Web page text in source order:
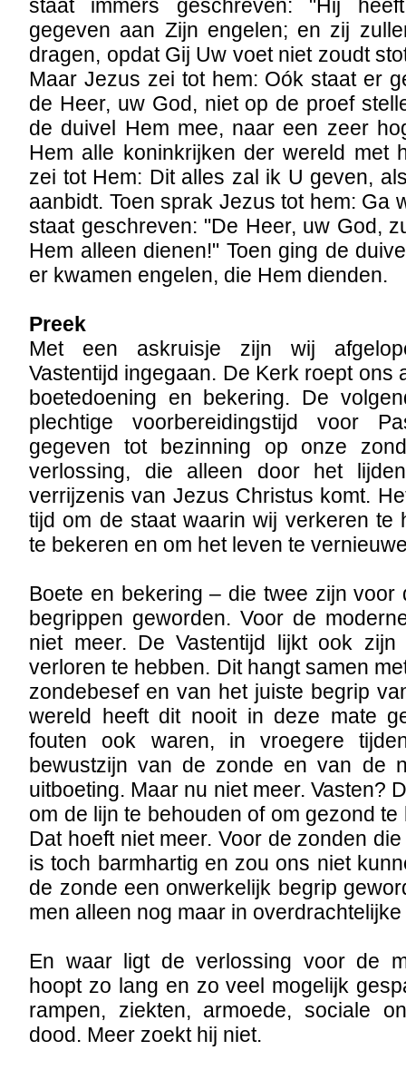
staat immers geschreven: "Hij
gegeven aan Zijn engelen; en zij
dragen, opdat Gij Uw voet niet zoudt
Maar Jezus zei tot hem: Oók staat er
de Heer, uw God, niet op de proef
de duivel Hem mee, naar een zeer
Hem alle koninkrijken der wereld met
zei tot Hem: Dit alles zal ik U geven,
aanbidt. Toen sprak Jezus tot hem: Ga
staat geschreven: "De Heer, uw God,
Hem alleen dienen!" Toen ging de
er kwamen engelen, die Hem dienden.
Preek
Met een askruisje zijn wij
Vastentijd ingegaan. De Kerk roept ons
boetedoening en bekering. De
plechtige voorbereidingstijd voor
gegeven tot bezinning op onze
verlossing, die alleen door het
verrijzenis van Jezus Christus komt.
tijd om de staat waarin wij verkeren te
te bekeren en om het leven te
Boete en bekering – die twee zijn voor
begrippen geworden. Voor de
niet meer. De Vastentijd lijkt ook zijn
verloren te hebben. Dit hangt samen
zondebesef en van het juiste begrip
wereld heeft dit nooit in deze mate
fouten ook waren, in vroegere
bewustzijn van de zonde en van de
uitboeting. Maar nu niet meer. Vasten?
om de lijn te behouden of om gezond
Dat hoeft niet meer. Voor de zonden
is toch barmhartig en zou ons niet
de zonde een onwerkelijk begrip
men alleen nog maar in
En waar ligt de verlossing voor de
hoopt zo lang en zo veel mogelijk
rampen, ziekten, armoede, sociale
dood. Meer zoekt hij niet.